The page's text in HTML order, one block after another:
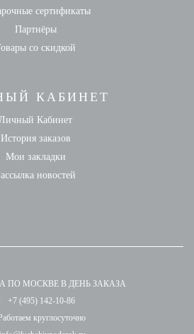
сертификаты
Партнёры
со скидкой
КАБИНЕТ
Кабинет
История заказов
Мои закладки
новостей
ПО МОСКВЕ В ДЕНЬ ЗАКАЗА
+7 (495) 142-10-86
Работаем круглосуточно